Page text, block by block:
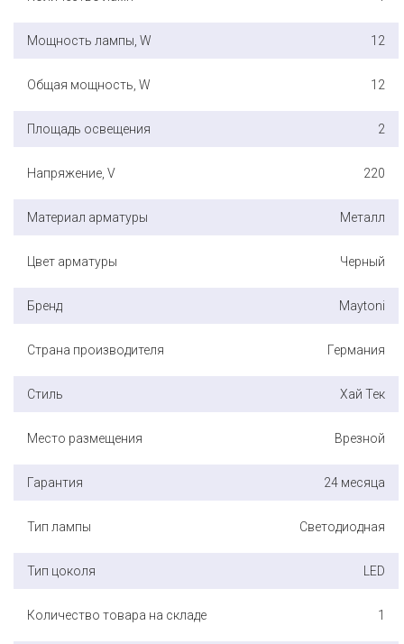
Мощность лампы, W 12
Общая мощность, W 12
Площадь освещения 2
Напряжение, V 220
Материал арматуры Металл
Цвет арматуры Черный
Бренд Maytoni
Страна производителя Германия
Стиль Хай Тек
Место размещения Врезной
Гарантия 24 месяца
Тип лампы Светодиодная
Тип цоколя LED
Количество товара на складе 1